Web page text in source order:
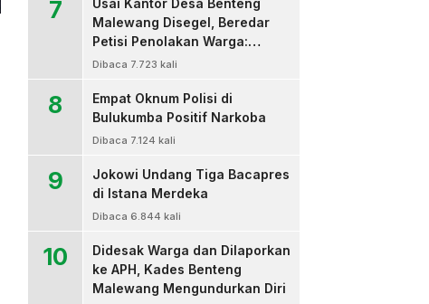
7
Usai Kantor Desa Benteng
Malewang Disegel, Beredar
Petisi Penolakan Warga:
Sekretaris Hingga BPD Turut
Dibaca 7.723 kali
8
Empat Oknum Polisi di
Bulukumba Positif Narkoba
Dibaca 7.124 kali
9
Jokowi Undang Tiga Bacapres
di Istana Merdeka
Dibaca 6.844 kali
10
Didesak Warga dan Dilaporkan
ke APH, Kades Benteng
Malewang Mengundurkan Diri